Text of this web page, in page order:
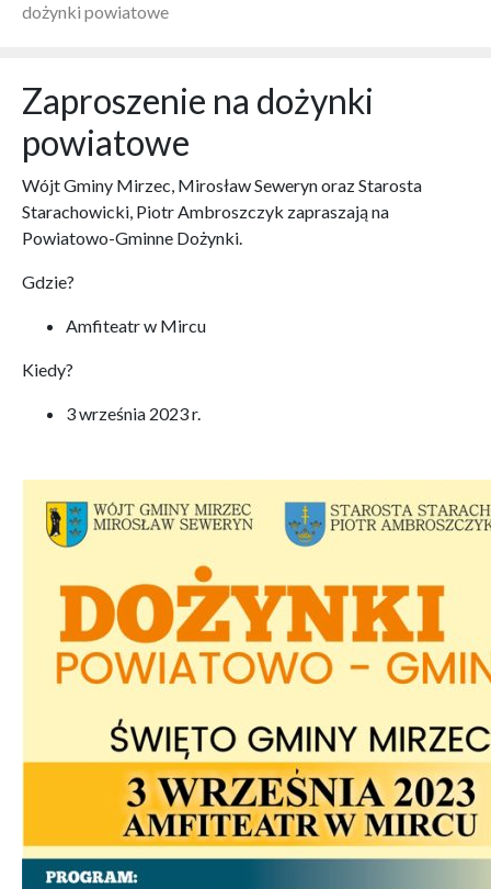
dożynki powiatowe
Zaproszenie na dożynki
powiatowe
Wójt Gminy Mirzec, Mirosław Seweryn oraz Starosta
Starachowicki, Piotr Ambroszczyk zapraszają na
Powiatowo-Gminne Dożynki.
Gdzie?
Amfiteatr w Mircu
Kiedy?
3 września 2023 r.